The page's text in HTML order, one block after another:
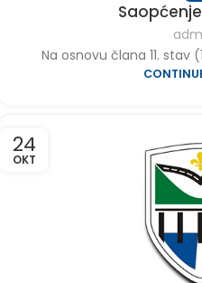
Na osnovu člana 11. stav
24
OKT